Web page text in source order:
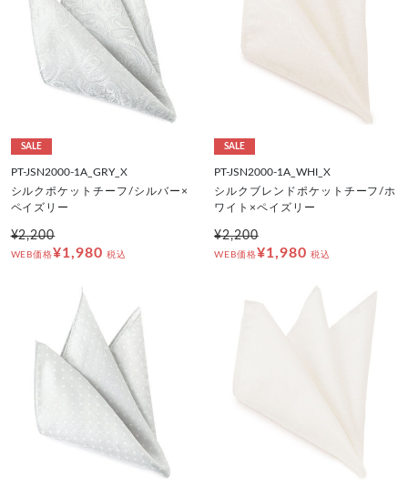
SALE
PT-JSN2000-1A_GRY_X
シルクポケットチーフ/シルバー×
ペイズリー
¥2,200
WEB価格¥1,980 税込
SALE
PT-JSN2000-1A_WHI_X
シルクブレンドポケットチーフ/ホ
ワイト×ペイズリー
¥2,200
WEB価格¥1,980 税込